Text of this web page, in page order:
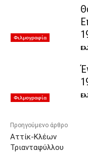
Φιλμογραφία
Φιλμογραφία
Προηγούμενο άρθρο
Αττίκ-Κλέων
Τριανταφύλλου